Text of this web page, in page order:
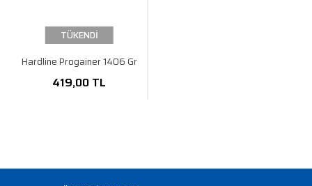
TÜKENDİ
Hardline Progainer 1406 Gr
419,00 TL